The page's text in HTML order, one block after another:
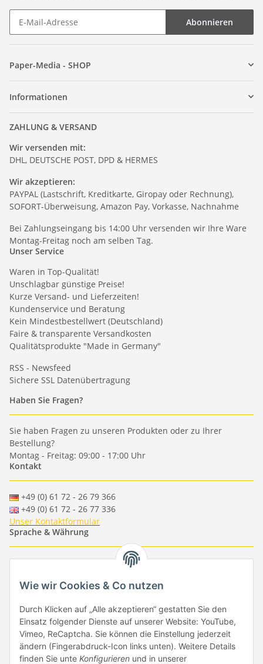
Abonnieren
Paper-Media - SHOP
Informationen
ZAHLUNG & VERSAND
Wir versenden mit:
DHL, DEUTSCHE POST, DPD & HERMES
Wir akzeptieren:
PAYPAL (Lastschrift, Kreditkarte, Giropay oder Rechnung),
SOFORT-Überweisung, Amazon Pay, Vorkasse, Nachnahme
Bei Zahlungseingang bis 14:00 Uhr versenden wir Ihre Ware
Montag-Freitag noch am selben Tag.
Unser Service
Waren in Top-Qualität!
Unschlagbar günstige Preise!
Kurze Versand- und Lieferzeiten!
Kundenservice und Beratung
Kein Mindestbestellwert (Deutschland)
Faire & transparente Versandkosten
Qualitätsprodukte "Made in Germany"
RSS - Newsfeed
Sichere SSL Datenübertragung
Haben Sie Fragen?
Sie haben Fragen zu unseren Produkten oder zu Ihrer
Bestellung?
Montag - Freitag: 09:00 - 17:00 Uhr
Kontakt
+49 (0) 61 72 - 26 79 366
+49 (0) 61 72 - 26 77 336
Unser Kontaktformular
Sprache & Währung
- - -
-
EUR-GBP-USD-CHF
Händlerbund
Wie wir Cookies & Co nutzen
Durch Klicken auf „Alle akzeptieren“ gestatten Sie den
Einsatz folgender Dienste auf unserer Website: YouTube,
Vimeo, ReCaptcha. Sie können die Einstellung jederzeit
ändern (Fingerabdruck-Icon links unten). Weitere Details
finden Sie unte Konfigurieren und in unserer